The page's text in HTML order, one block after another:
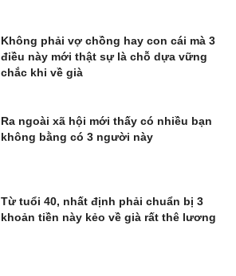
Không phải vợ chồng hay con cái mà 3
điều này mới thật sự là chỗ dựa vững
chắc khi về già
Ra ngoài xã hội mới thấy có nhiều bạn
không bằng có 3 người này
Từ tuổi 40, nhất định phải chuẩn bị 3
khoản tiền này kẻo về già rất thê lương